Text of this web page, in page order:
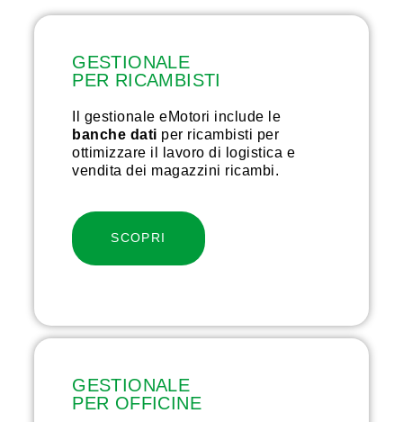
GESTIONALE
PER RICAMBISTI
Il gestionale eMotori include le
banche dati per ricambisti per
ottimizzare il lavoro di logistica e
vendita dei magazzini ricambi.
SCOPRI
GESTIONALE
PER OFFICINE